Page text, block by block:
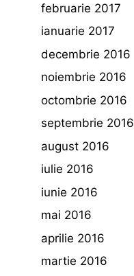
februarie 2017
ianuarie 2017
decembrie 2016
noiembrie 2016
octombrie 2016
septembrie 2016
august 2016
iulie 2016
iunie 2016
mai 2016
aprilie 2016
martie 2016